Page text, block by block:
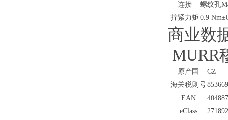
连接
螺纹孔
拧紧力矩 0.9
商业数
MURR
原产国
CZ
海关税则号
EAN
eClass